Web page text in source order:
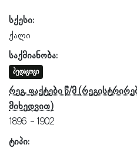
სქესი:
ქალი
საქმიანობა:
პედაგოგი
რეგ. ფაქტები წ/მ
1896
1902
ტიპი: